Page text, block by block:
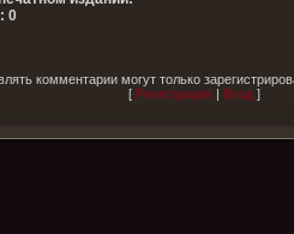
0
комментарии могут только
[ Регистрация Вход ]